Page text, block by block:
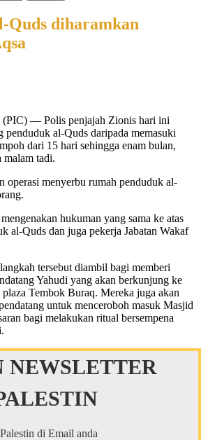
Quds diharamkan
— Polis penjajah Zionis hari ini
penduduk al-Quds daripada memasuki
dari 15 hari sehingga enam bulan,
malam tadi.
operasi menyerbu rumah penduduk al-
hukuman yang sama ke atas
al-Quds dan juga pekerja Jabatan Wakaf
tersebut diambil bagi memberi
Yahudi yang akan berkunjung ke
Tembok Buraq. Mereka juga akan
untuk menceroboh masuk Masjid
bagi melakukan ritual bersempena
NEWSLETTER
di Email anda